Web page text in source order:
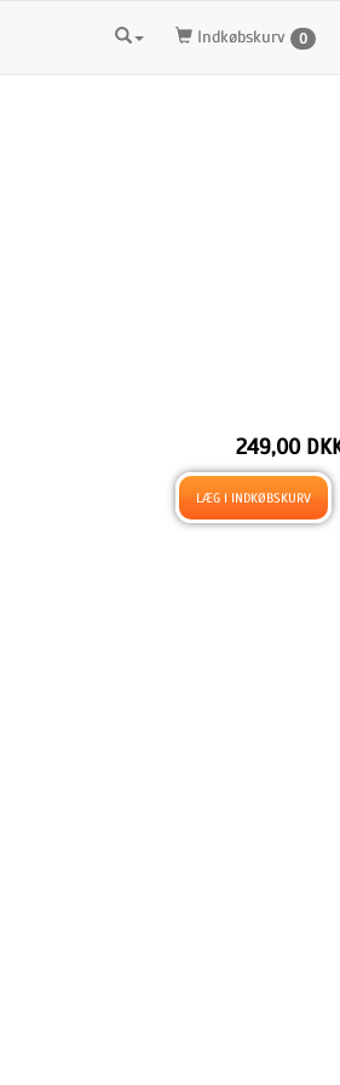
Indkøbskurv 0
249,00